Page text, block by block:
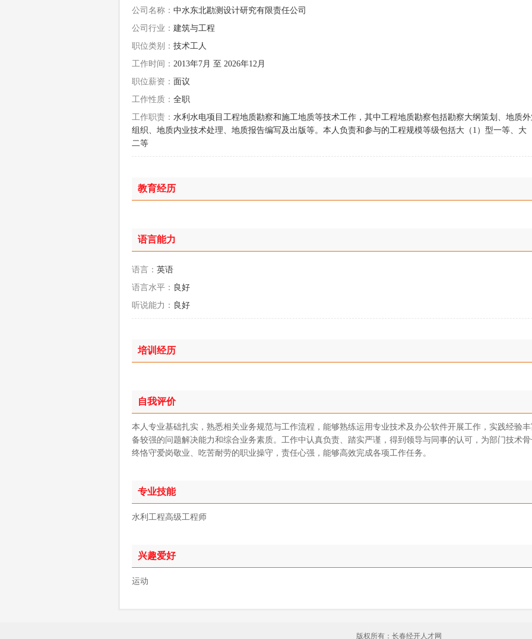
公司名称： 中水东北勘测设计研究有限责任公司
公司行业： 建筑与工程
职位类别： 技术工人
工作时间： 2013年7月 至 2026年12月
职位薪资： 面议
工作性质： 全职
工作职责： 水利水电项目工程地质勘察和施工地质等技术工作，其中工程地质勘察包括勘察大纲策划、地质
组织、地质内业技术处理、地质报告编写及出版等。本人负责和参与的工程规模等级包括大（1）型一等、大
二等
教育经历
语言能力
语言： 英语
语言水平： 良好
听说能力： 良好
培训经历
自我评价
本人专业基础扎实，熟悉相关业务规范与工作流程，能够熟练运用专业技术及办公软件开展工作，实践经验
备较强的问题解决能力和综合业务素质。工作中认真负责、踏实严谨，得到领导与同事的认可，为部门技术
终恪守爱岗敬业、吃苦耐劳的职业操守，责任心强，能够高效完成各项工作任务。
专业技能
水利工程高级工程师
兴趣爱好
运动
版权所有：长春经开人才网